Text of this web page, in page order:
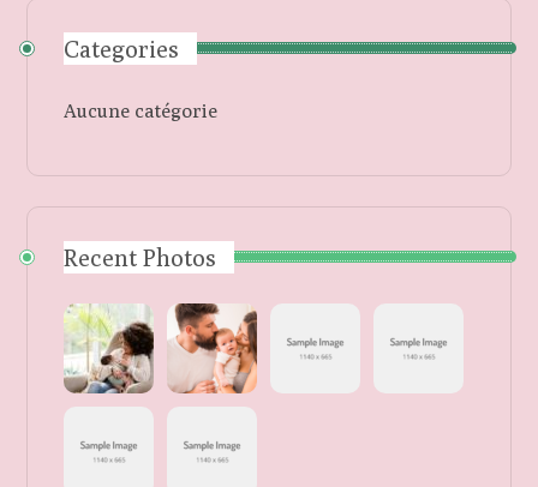
Categories
Aucune catégorie
Recent Photos